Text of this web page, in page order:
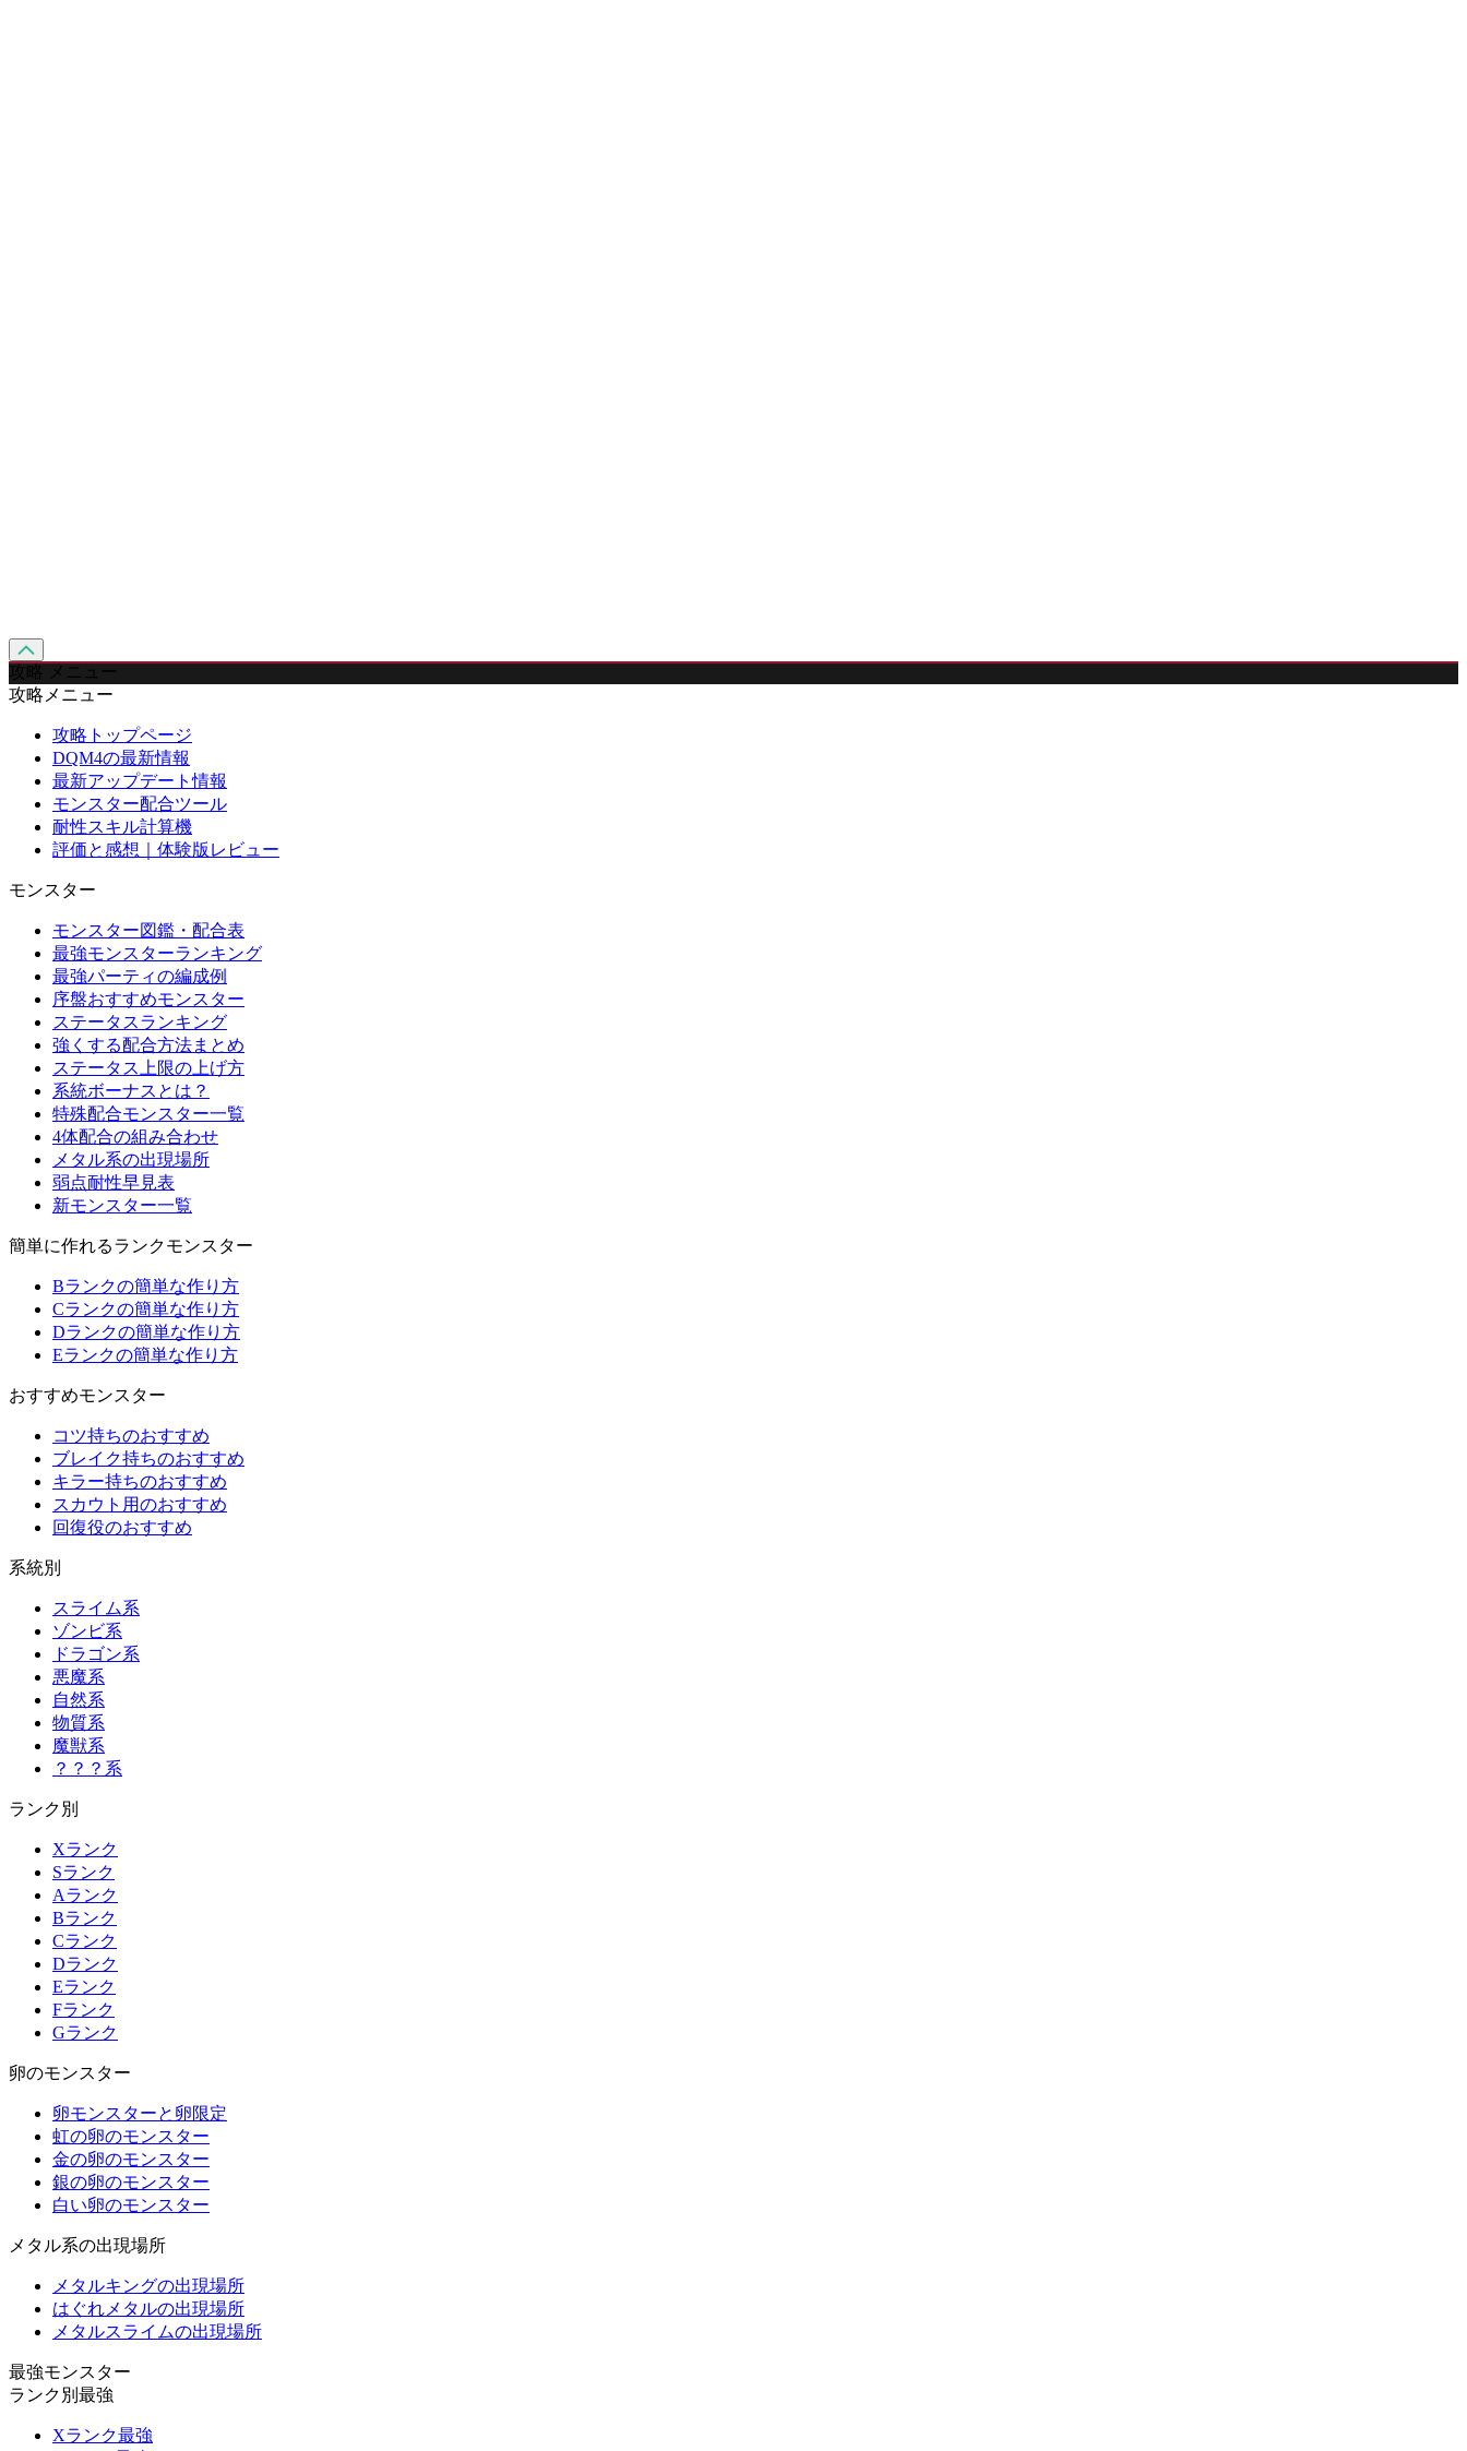
攻略 メニュー
攻略メニュー
攻略トップページ
DQM4の最新情報
最新アップデート情報
モンスター配合ツール
耐性スキル計算機
評価と感想｜体験版レビュー
モンスター
モンスター図鑑・配合表
最強モンスターランキング
最強パーティの編成例
序盤おすすめモンスター
ステータスランキング
強くする配合方法まとめ
ステータス上限の上げ方
系統ボーナスとは？
特殊配合モンスター一覧
4体配合の組み合わせ
メタル系の出現場所
弱点耐性早見表
新モンスター一覧
簡単に作れるランクモンスター
Bランクの簡単な作り方
Cランクの簡単な作り方
Dランクの簡単な作り方
Eランクの簡単な作り方
おすすめモンスター
コツ持ちのおすすめ
ブレイク持ちのおすすめ
キラー持ちのおすすめ
スカウト用のおすすめ
回復役のおすすめ
系統別
スライム系
ゾンビ系
ドラゴン系
悪魔系
自然系
物質系
魔獣系
？？？系
ランク別
Xランク
Sランク
Aランク
Bランク
Cランク
Dランク
Eランク
Fランク
Gランク
卵のモンスター
卵モンスターと卵限定
虹の卵のモンスター
金の卵のモンスター
銀の卵のモンスター
白い卵のモンスター
メタル系の出現場所
メタルキングの出現場所
はぐれメタルの出現場所
メタルスライムの出現場所
最強モンスター
ランク別最強
Xランク最強